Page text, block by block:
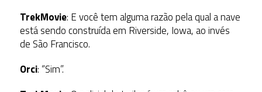
TrekMovie: E você tem alguma razão pela qual a nave
está sendo construída em Riverside, Iowa, ao invés
de São Francisco.
Orci: “Sim”.